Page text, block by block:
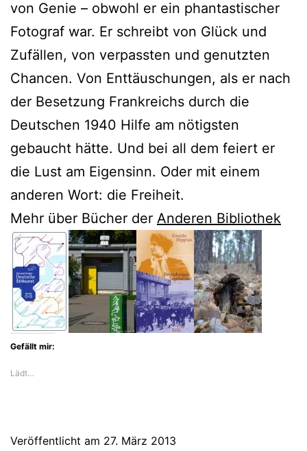
von Genie – obwohl er ein phantastischer
Fotograf war. Er schreibt von Glück und
Zufällen, von verpassten und genutzten
Chancen. Von Enttäuschungen, als er nach
der Besetzung Frankreichs durch die
Deutschen 1940 Hilfe am nötigsten
gebaucht hätte. Und bei all dem feiert er
die Lust am Eigensinn. Oder mit einem
anderen Wort: die Freiheit.
Mehr über Bücher der Anderen Bibliothek
Gefällt mir:
Lädt…
Veröffentlicht am 27. März 2013